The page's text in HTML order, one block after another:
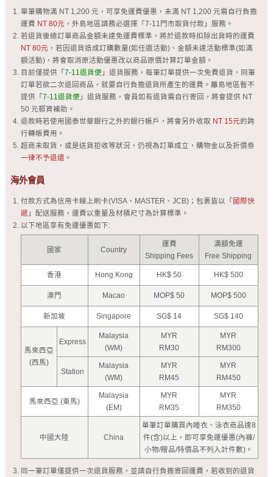
單筆購物滿 NT 1,200 元，可享免運費優惠，未滿 NT 1,200 元需自行負擔
運費 NT 80元 ，外島地區請務必選擇「7-11門市取貨付款」服務。
若退貨後總訂單商品金額未達免運費標準，將於退款時扣除出貨時的運費
NT 80元 ，若因退貨造成訂購數量(如任選活動)、金額未達活動標準(如滿
額活動)，將會取消原活動優惠改以商品原價計算訂單金額。
目前僅提供「 7-11退貨便 」退貨服務，每筆訂單提供一次免費退貨，同筆
訂單若欲二次退回商品，就要自行負擔退貨所產生的運費。離島地區暫不
提供「 7-11退貨便 」退貨服務，會員如有退貨需自行寄回，將會提供 NT
50 元郵資補助。
退款時若使用國泰世華銀行之外的銀行帳戶，將會另外收取 NT 15元的跨
行轉帳費用。
超商未取貨，或是送貨拒收等狀況，仍視為訂單成立，購物金以及折價劵
一律不予退還 。
海外會員
付款方式為信用卡線上刷卡(VISA、MASTER、JCB)；包裹皆以「 國際快
遞 」配送服務，運費以重量及材積尺寸為計算標準。
以下地區享有免運優惠如下:
國家 Country
運費
Shipping Fees
滿額免運
Free Shipping
香港 Hong Kong HK$ 50 HK$ 500
澳門 Macao MOP$ 50 MOP$ 500
新加坡 Singapore SG$ 14 SG$ 140
馬來西亞
(西馬)
Express
Malaysia
(WM)
MYR
RM30
MYR
RM300
Station
Malaysia
(WM)
MYR
RM45
MYR
RM450
馬來西亞 (東馬)
Malaysia
(EM)
MYR
RM35
MYR
RM350
中國大陸 China
單筆訂單購買內睡衣、泳衣商品達8
件(含)以上，即可享免運優惠(內褲/
小物/贈品/特價品不列入計件數)。
同一筆訂單僅提供一次退貨服務，並請自行負擔寄回運費，若收到的退貨